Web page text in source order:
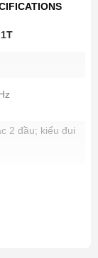
2 đầu; kiểu đui